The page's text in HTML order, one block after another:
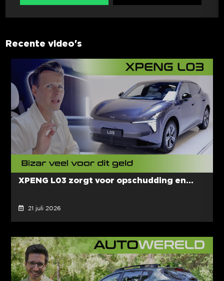
Recente video's
XPENG L03 zorgt voor opschudding en...
21 juli 2026